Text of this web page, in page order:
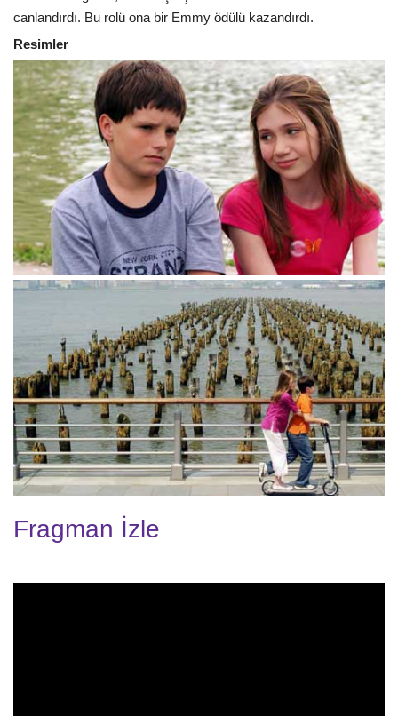
canlandırdı. Bu rolü ona bir Emmy ödülü kazandırdı.
Resimler
Fragman İzle